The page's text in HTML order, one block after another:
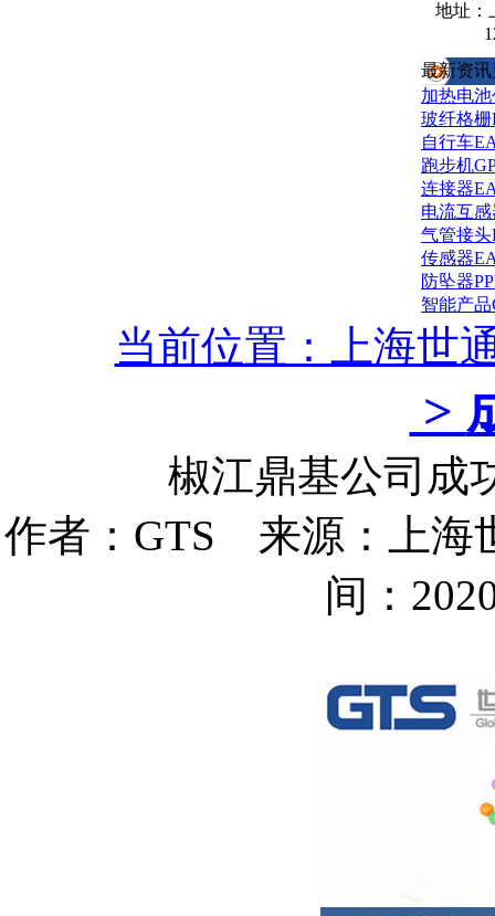
地址：
最新资讯
加热电
玻纤格
自行车
跑步机
连接器
电流互
气管接
传感器
防坠器
智能产
当前位置：上海世
>
椒江鼎基公司成
作者：GTS 来源：上
间：